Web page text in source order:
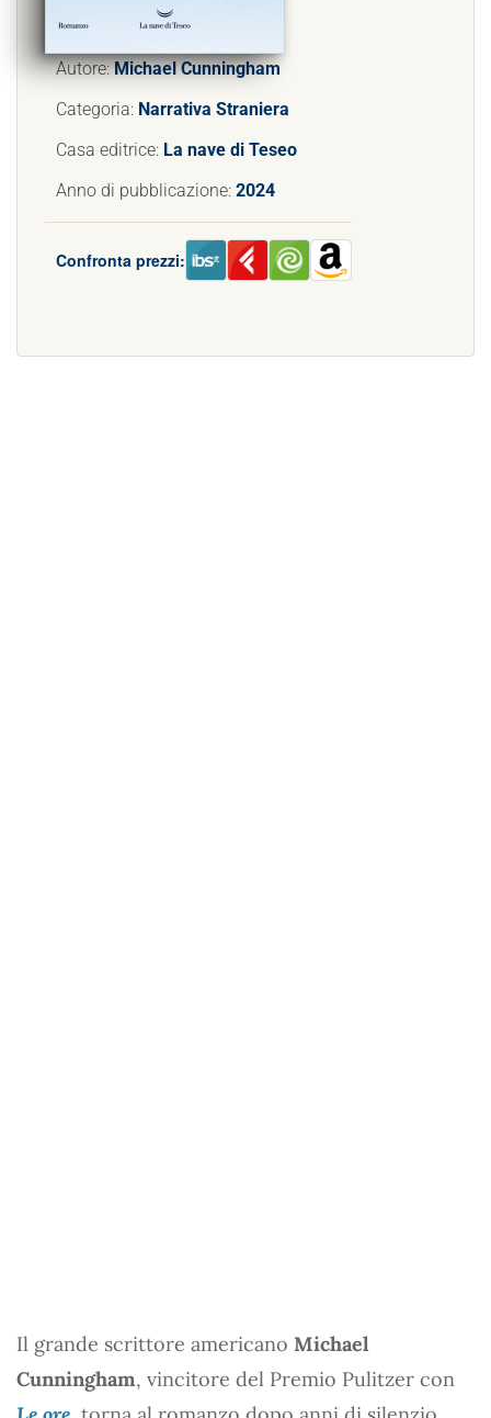
Autore:Michael Cunningham
Categoria: Narrativa Straniera
Casa editrice: La nave di Teseo
Anno di pubblicazione: 2024
Confronta prezzi:
Il grande scrittore americano Michael
Cunningham, vincitore del Premio Pulitzer con